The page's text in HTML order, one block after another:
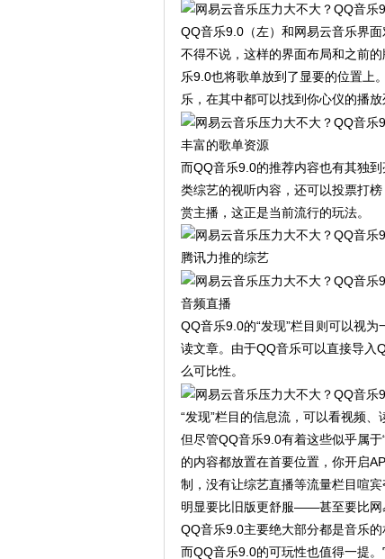
QQ音乐9.0（左）和网易云音乐界面
不得不说，这样的界面布局和之前
乐9.0也将歌单放到了显要的位置上
乐，在其中都可以找到你心仪的播放
丰富的歌单资源
而QQ音乐9.0的推荐内容也有其独
类综艺的视听内容，还可以投票打
赏主播，这正是当前流行的玩法。
腾讯力推的综艺
音频直播
QQ音乐9.0的“发现”栏目则可以视
读文章。由于QQ音乐可以直接导入
么可比性。
“发现”栏目的信息流，可以看视频、
但尽管QQ音乐9.0有着这些似乎属
的内容都放置在首要位置，你开启
制，没有让综艺直播等流量栏目喧
明显要比旧版更舒服——甚至要比网
QQ音乐9.0主要绝大部分都是音乐的
而QQ音乐9.0的可玩性也值得一提